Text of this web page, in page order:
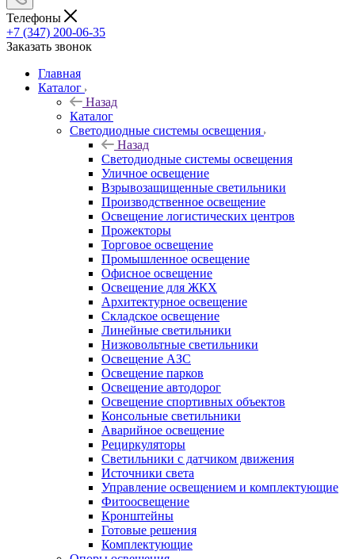
Телефоны
+7 (347) 200-06-35
Заказать звонок
Главная
Каталог
Назад
Каталог
Светодиодные системы освещения
Назад
Светодиодные системы освещения
Уличное освещение
Взрывозащищенные светильники
Производственное освещение
Освещение логистических центров
Прожекторы
Торговое освещение
Промышленное освещение
Офисное освещение
Освещение для ЖКХ
Архитектурное освещение
Складское освещение
Линейные светильники
Низковольтные светильники
Освещение АЗС
Освещение парков
Освещение автодорог
Освещение спортивных объектов
Консольные светильники
Аварийное освещение
Рециркуляторы
Светильники с датчиком движения
Источники света
Управление освещением и комплектующие
Фитоосвещение
Кронштейны
Готовые решения
Комплектующие